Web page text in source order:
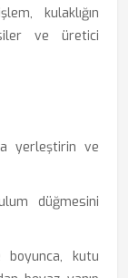
kulaklığın
siler ve üretici
yerleştirin ve
düğmesini
boyunca, kutu